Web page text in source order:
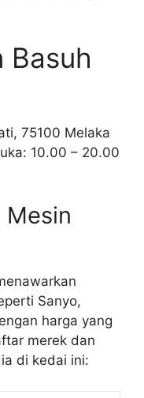
Basuh
75100 Melaka
10.00 – 20.00
Mesin
Sanyo,
harga yang
merek dan
di kedai ini: